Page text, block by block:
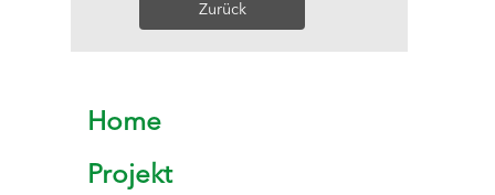
Zurück
Home
Projekt